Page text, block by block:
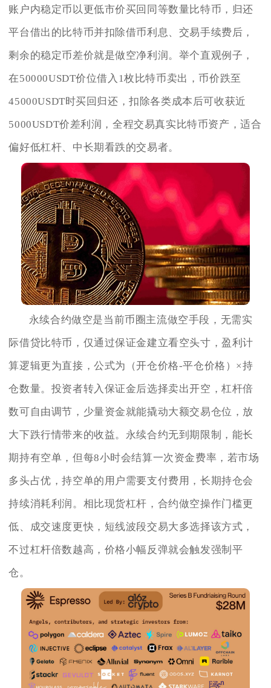
账户内稳定币以更低市价买回同等数量比特币，归还
平台借出的比特币并扣除借币利息、交易手续费后，
剩余的稳定币差价就是做空净利润。举个直观例子，
在50000USDT价位借入1枚比特币卖出，币价跌至
45000USDT时买回归还，扣除各类成本后可收获近
5000USDT价差利润，全程交易真实比特币资产，适合
偏好低杠杆、中长期看跌的交易者。
永续合约做空是当前币圈主流做空手段，无需实
际借贷比特币，仅通过保证金建立看空头寸，盈利计
算逻辑更为直接，公式为（开仓价格-平仓价格）×持
仓数量。投资者转入保证金后选择卖出开空，杠杆倍
数可自由调节，少量资金就能撬动大额交易仓位，放
大下跌行情带来的收益。永续合约无到期限制，能长
期持有空单，但每8小时会结算一次资金费率，若市场
多头占优，持空单的用户需要支付费用，长期持仓会
持续消耗利润。相比现货杠杆，合约做空操作门槛更
低、成交速度更快，短线波段交易大多选择该方式，
不过杠杆倍数越高，价格小幅反弹就会触发强制平
仓。